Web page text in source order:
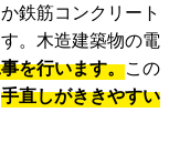
鉄筋コンクリート
。木造建築物の電
を行います。この
手直しがききやすい